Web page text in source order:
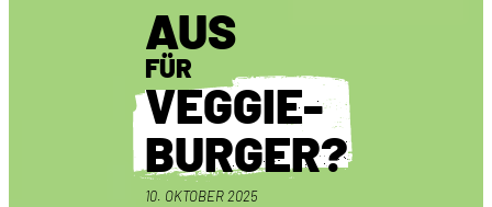
AUS
FÜR
VEGGIE-
BURGER?
10. OKTOBER 2025